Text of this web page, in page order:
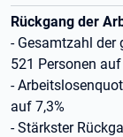
Rückgang der
- Gesamtzahl der
521 Personen
-
auf 7,3%
- Stärkster